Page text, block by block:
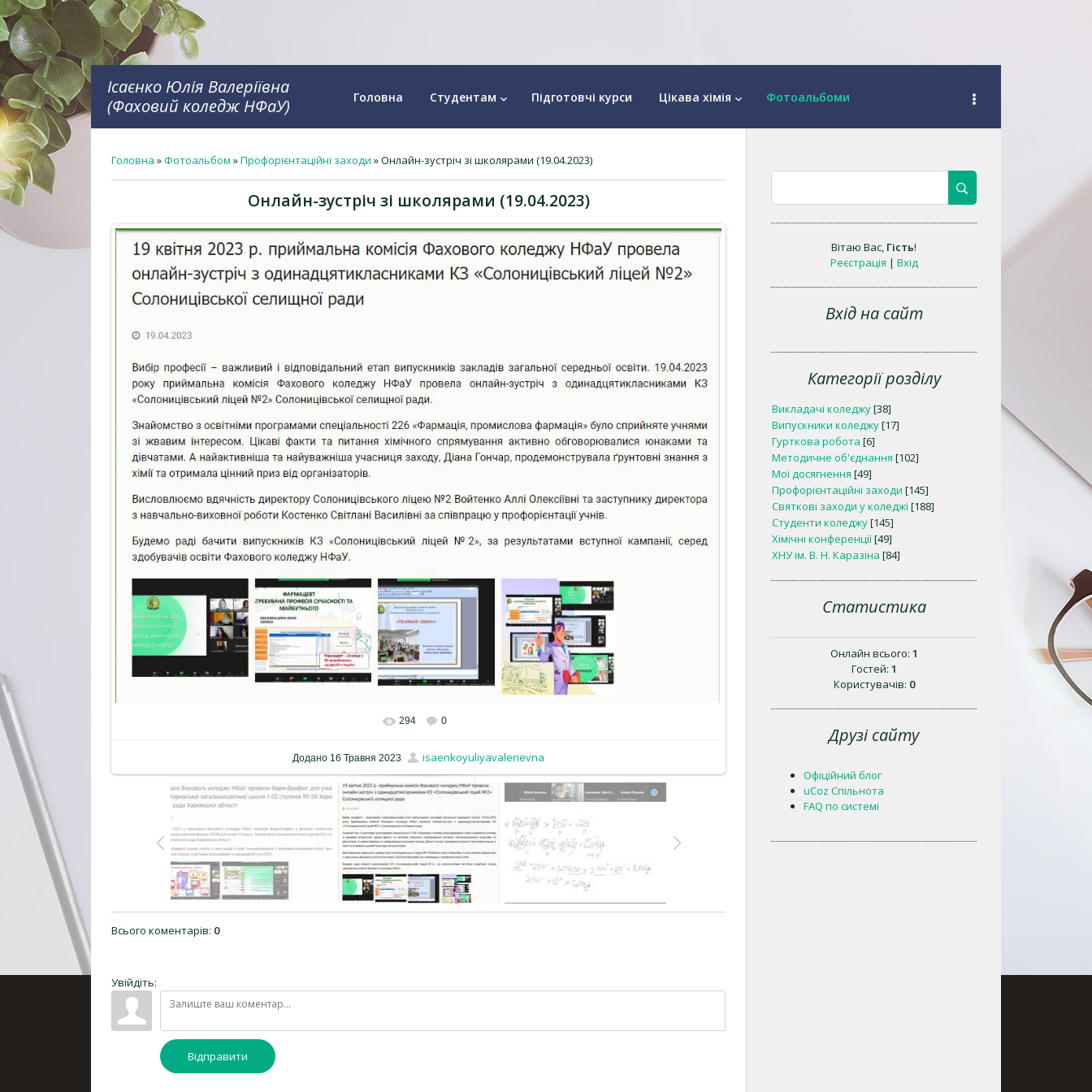
Ісаєнко Юлія Валеріївна
(Фаховий коледж НФаУ)
Головна Студентам keyboard_arrow_down Підготовчі курси Цікава хімія keyboard_arrow_down Фотоальбоми
Головна »Фотоальбом »Профорієнтаційні заходи » Онлайн-зустріч зі школярами (19.04.2023)
Онлайн-зустріч зі школярами (19.04.2023)
294 0
Додано 16 Травня 2023 isaenkoyuliyavalerievna
Всього коментарів: 0
Увійдіть:
Відправити
Вітаю Вас, Гість!
Реєстрація | Вхід
Вхід на сайт
Категорії розділу
Викладачі коледжу[38]
Випускники коледжу[17]
Гурткова робота [6]
Методичне об'єднання [102]
Мої досягнення [49]
Профорієнтаційні заходи [145]
Святкові заходи у коледжі [188]
Студенти коледжу[145]
Хімічні конференції[49]
ХНУ ім. В. Н. Каразіна [84]
Статистика
Онлайн всього: 1
Гостей: 1
Користувачів: 0
Друзі сайту
Офіційний блог
uCoz Спільнота
FAQ по системі